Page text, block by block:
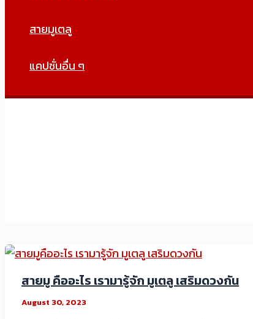
สายมูเตลู
แคปชั่นอื่น ๆ
สายมู คืออะไร เรามารู้จัก มูเตลู เสริมดวงกัน
August 30, 2023